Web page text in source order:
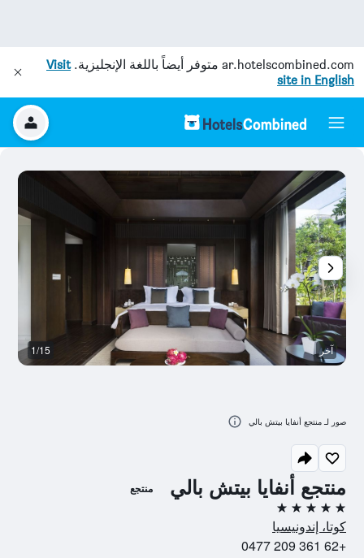
ar.hotelscombined.com متوفر أيضاً باللغة الإنجليزية.Visit
site in English
منتجع أنفايا بيتش بالي منتجع
5 نجوم
كوتا، إندونيسيا
+62 361 209 0477
آخر 1/15
صور لـ منتجع أنفايا بيتش بالي